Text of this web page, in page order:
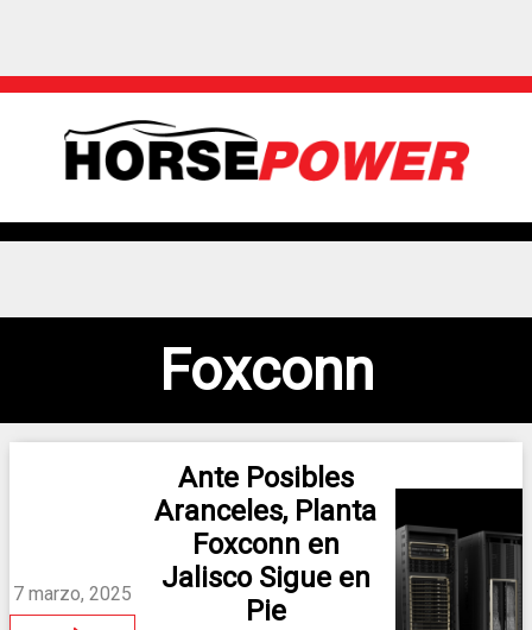
Foxconn
7 marzo, 2025
Ante Posibles
Aranceles, Planta
Foxconn en
Jalisco Sigue en
Pie